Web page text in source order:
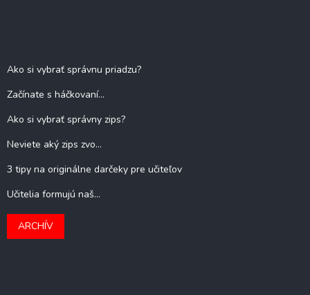
Ako si vybrať správnu priadzu?
Začínate s háčkovaní...
Ako si vybrať správny zips?
Neviete aký zips zvo...
3 tipy na originálne darčeky pre učiteľov
Učitelia formujú naš...
ARCHÍV